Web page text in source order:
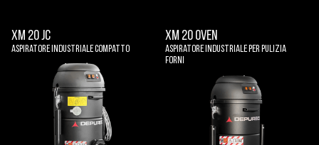
XM 20 JC
Aspiratore Industriale Compatto
XM 20 OVEN
Aspiratore Industriale Per Pulizia
Forni